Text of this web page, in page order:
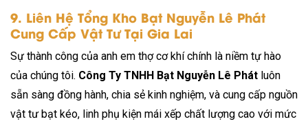
9. Liên Hệ Tổng Kho Bạt Nguyễn Lê Phát
Cung Cấp Vật Tư Tại Gia Lai
Sự thành công của anh em thợ cơ khí chính là niềm tự hào
của chúng tôi. Công Ty TNHH Bạt Nguyễn Lê Phát luôn
sẵn sàng đồng hành, chia sẻ kinh nghiệm, và cung cấp nguồn
vật tư bạt kéo, linh phụ kiện mái xếp chất lượng cao với mức